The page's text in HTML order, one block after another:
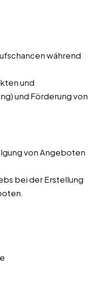
während
und
und Förderung von
von Angeboten
bei der Erstellung